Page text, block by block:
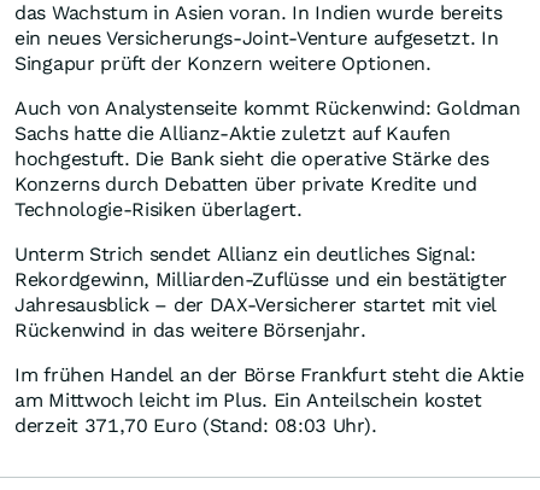
das Wachstum in Asien voran. In Indien wurde bereits
ein neues Versicherungs-Joint-Venture aufgesetzt. In
Singapur prüft der Konzern weitere Optionen.
Auch von Analystenseite kommt Rückenwind: Goldman
Sachs hatte die Allianz-Aktie zuletzt auf Kaufen
hochgestuft. Die Bank sieht die operative Stärke des
Konzerns durch Debatten über private Kredite und
Technologie-Risiken überlagert.
Unterm Strich sendet Allianz ein deutliches Signal:
Rekordgewinn, Milliarden-Zuflüsse und ein bestätigter
Jahresausblick – der DAX-Versicherer startet mit viel
Rückenwind in das weitere Börsenjahr.
Im frühen Handel an der Börse Frankfurt steht die Aktie
am Mittwoch leicht im Plus. Ein Anteilschein kostet
derzeit 371,70 Euro (Stand: 08:03 Uhr).